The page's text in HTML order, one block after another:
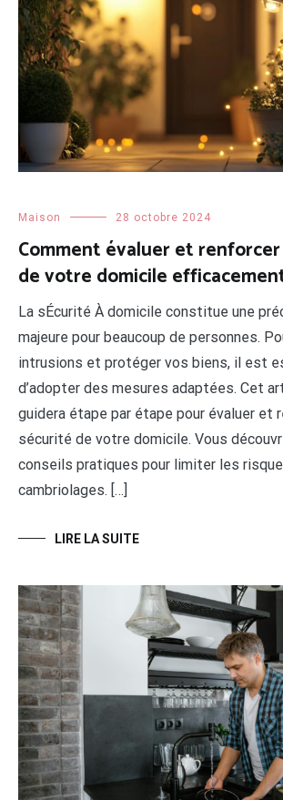
Maison 28 octobre 2024
Comment évaluer et
de votre domicile
La sÉcurité À domicile constitue une
majeure pour beaucoup de personnes.
intrusions et protéger vos biens, il est
d’adopter des mesures adaptées. Cet
guidera étape par étape pour évaluer et
sécurité de votre domicile. Vous
conseils pratiques pour limiter les
cambriolages. […]
LIRE LA SUITE